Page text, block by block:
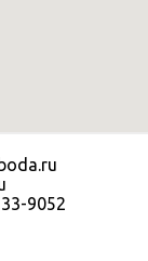
9052